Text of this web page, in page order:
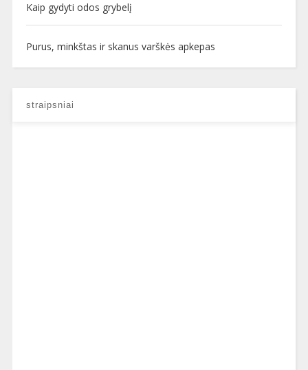
Kaip gydyti odos grybelį
Purus, minkštas ir skanus varškės apkepas
straipsniai